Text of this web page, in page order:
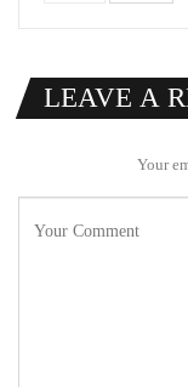
LEAVE A
Your